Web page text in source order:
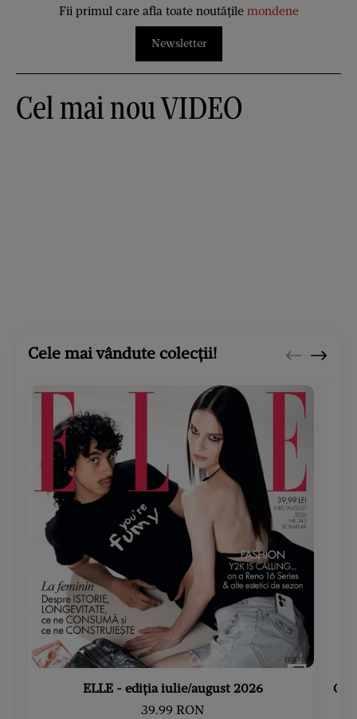
Fii primul care afla toate noutățile mondene
Newsletter
Cel mai nou VIDEO
Cele mai vândute colecții!
ELLE - ediția iulie/august 2026
39.99 RON